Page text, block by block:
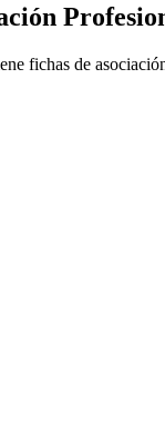
fichas de